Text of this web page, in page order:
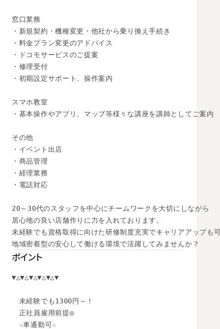
窓口業務
・新規契約・機種変更・他社から乗り換え手続き
・料金プラン変更のアドバイス
・ドコモサービスのご提案
・修理受付
・初期設定サポート、操作案内
スマホ教室
・基本操作やアプリ、マップ等様々な講座を講師としてご案内
その他
・イベント出店
・商品管理
・経理業務
・電話対応
20～30代のスタッフを中心にチームワークを大切にしながら
居心地の良い店舗作りに力を入れております。
未経験でも資格取得に向けた研修制度充実でキャリアアップも
地域密着型の安心して働ける環境で活躍してみませんか？
ポイント
▼△▼△▼△▼△▼△▼
未経験でも1300円～！
正社員雇用前提◎
☆車通勤可☆